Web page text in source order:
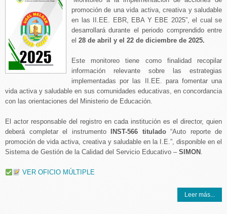
promoción de una vida activa, creativa y saludable
en las II.EE. EBR, EBA Y EBE 2025”, el cual se
desarrollará durante el periodo comprendido entre
el 28 de abril y el 22 de diciembre de 2025.
Este monitoreo tiene como finalidad recopilar
información relevante sobre las estrategias
implementadas por las II.EE. para fomentar una
vida activa y saludable en sus comunidades educativas, en concordancia
con las orientaciones del Ministerio de Educación.
El actor responsable del registro en cada institución es el director, quien
deberá completar el instrumento
INST-566 titulado“Auto reporte de
promoción de vida activa, creativa y saludable en la I.E.”, disponible en el
Sistema de Gestión de la Calidad del Servicio Educativo – SIMON .
VER OFICIO MÚLTIPLE
Leer más...